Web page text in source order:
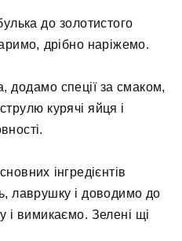
до золотистого
дрібно наріжемо.
додамо спеції за смаком,
курячі яйця і
інгредієнтів
лаврушку і доводимо до
і вимикаємо. Зелені щі